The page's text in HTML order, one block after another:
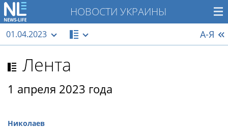
НОВОСТИ УКРАИНЫ
01.04.2023 А-Я
Лента
1 апреля 2023 года
Николаев